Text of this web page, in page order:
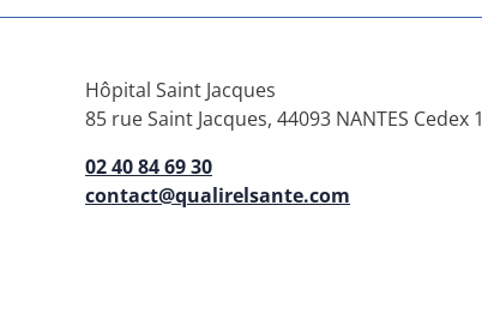
Hôpital Saint Jacques
85 rue Saint Jacques, 44093 NANTES Cedex 1
02 40 84 69 30
contact@qualirelsante.com